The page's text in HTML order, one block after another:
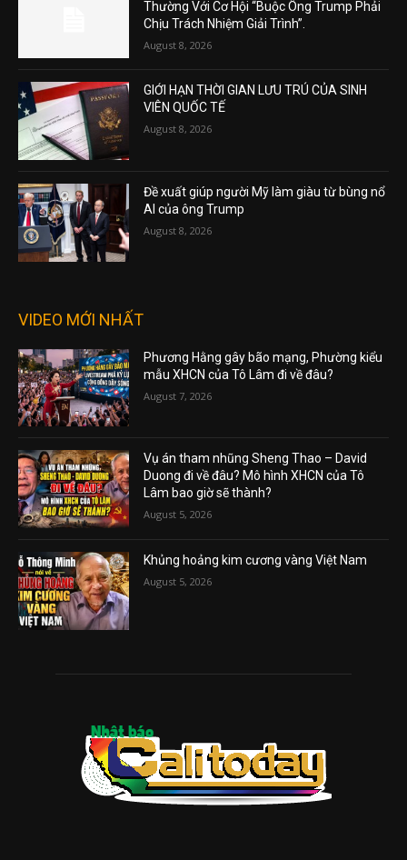
Thường Với Cơ Hội “Buộc Ông Trump Phải
Chịu Trách Nhiệm Giải Trình”.
August 8, 2026
GIỚI HẠN THỜI GIAN LƯU TRÚ CỦA SINH
VIÊN QUỐC TẾ
August 8, 2026
Đề xuất giúp người Mỹ làm giàu từ bùng nổ
AI của ông Trump
August 8, 2026
VIDEO MỚI NHẤT
Phương Hằng gây bão mạng, Phường kiểu
mẫu XHCN của Tô Lâm đi về đâu?
August 7, 2026
Vụ án tham nhũng Sheng Thao – David
Duong đi về đâu? Mô hình XHCN của Tô
Lâm bao giờ sẽ thành?
August 5, 2026
Khủng hoảng kim cương vàng Việt Nam
August 5, 2026